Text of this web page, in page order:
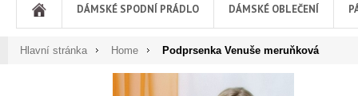
DÁMSKÉ SPODNÍ PRÁDLO DÁMSKÉ OBLEČENÍ
Hlavní stránka Home Podprsenka Venuše meruňková